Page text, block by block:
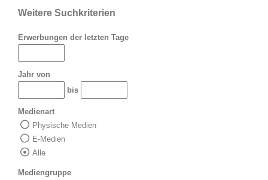
Weitere Suchkriterien
Erwerbungen der letzten Tage
Jahr von
bis
Medienart
Physische Medien
E-Medien
Alle
Mediengruppe